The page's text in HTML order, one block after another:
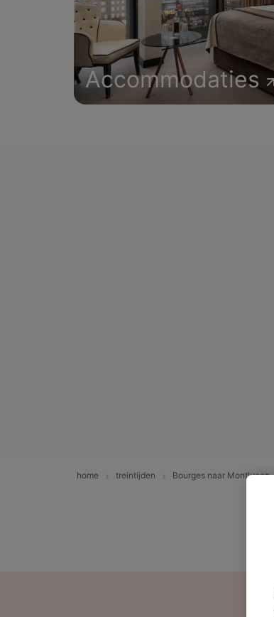
Accommodaties
home treintijden Bourges naar Montluçon